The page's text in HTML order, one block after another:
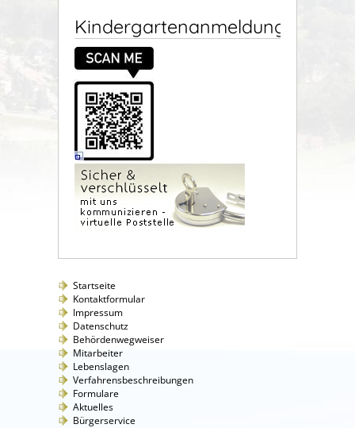
Kindergartenanmeldung
Startseite
Kontaktformular
Impressum
Datenschutz
Behördenwegweiser
Mitarbeiter
Lebenslagen
Verfahrensbeschreibungen
Formulare
Aktuelles
Bürgerservice